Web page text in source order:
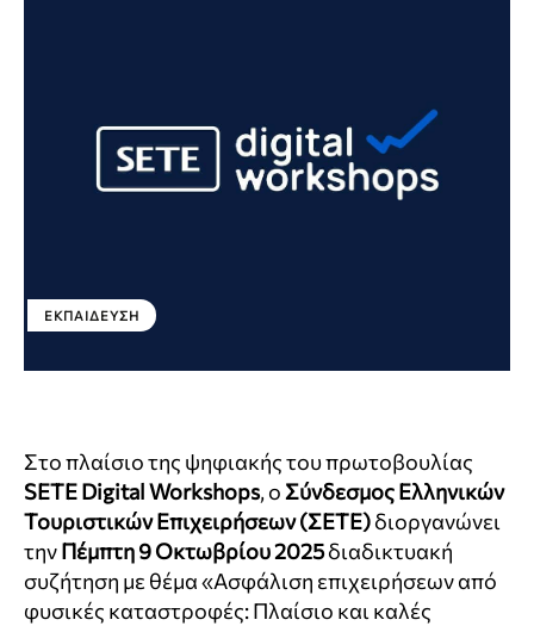
ΕΚΠΑΊΔΕΥΣΗ
Στο πλαίσιο της ψηφιακής του πρωτοβουλίας
SETE Digital Workshops, οΣύνδεσμος Ελληνικών
Τουριστικών Επιχειρήσεων (ΣΕΤΕ)διοργανώνει
τηνΠέμπτη 9 Οκτωβρίου 2025διαδικτυακή
συζήτηση με θέμα «Ασφάλιση επιχειρήσεων από
φυσικές καταστροφές: Πλαίσιο και καλές